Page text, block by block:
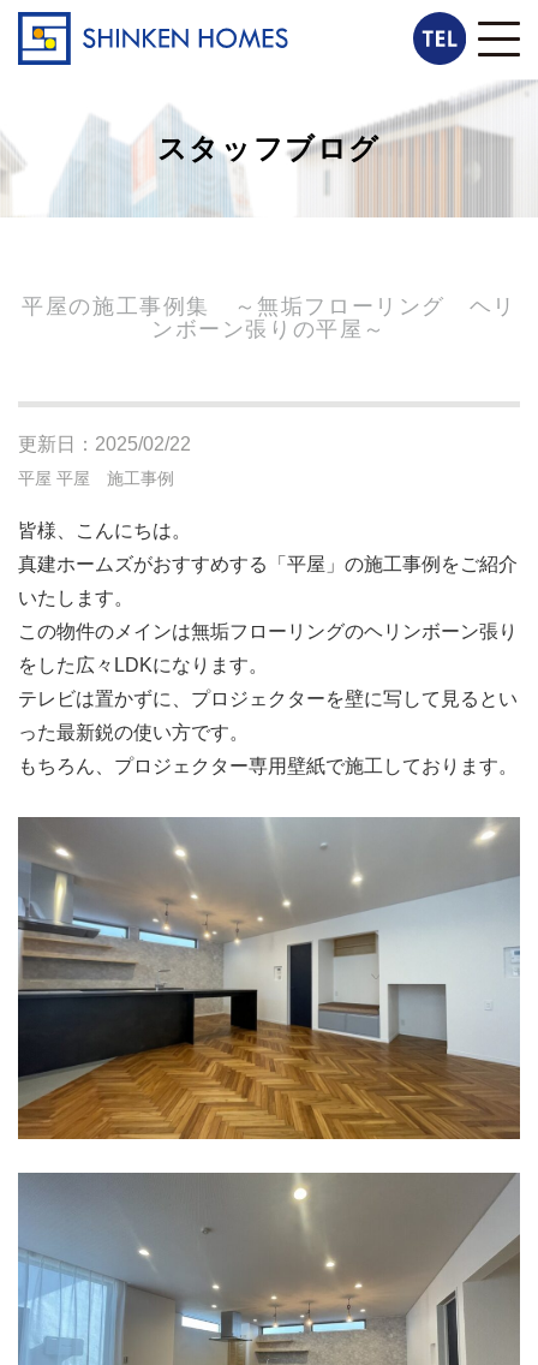
スタッフブログ
平屋の施工事例集 ～無垢フローリング ヘリ
ンボーン張りの平屋～
更新日：2025/02/22
平屋 平屋 施工事例
皆様、こんにちは。
真建ホームズがおすすめする「平屋」の施工事例をご紹介
いたします。
この物件のメインは無垢フローリングのヘリンボーン張り
をした広々LDKになります。
テレビは置かずに、プロジェクターを壁に写して見るとい
った最新鋭の使い方です。
もちろん、プロジェクター専用壁紙で施工しております。